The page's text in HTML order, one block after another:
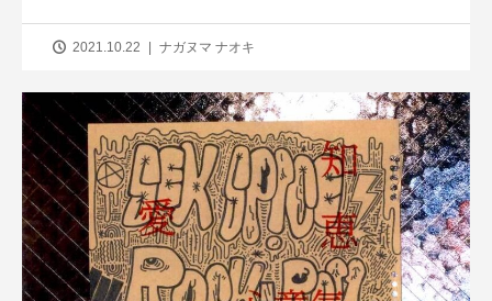
2021.10.22 ナガヌマ ナオキ